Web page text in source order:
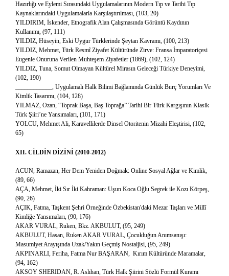
Hazırlığı ve Eylemi Sırasındaki Uygulamalarının Modern Tıp ve Tarihi Tıp
Kaynaklarındaki Uygulamalarla Karşılaştırılması, (103, 20)
YILDIRIM, İskender, Etnografik Alan Çalışmasında Görüntü Kaydının
Kullanımı, (97, 111)
YILDIZ, Hüseyin, Eski Uygur Türklerinde Şeytan Kavramı, (100, 213)
YILDIZ, Mehmet, Türk Resmî Ziyafet Kültüründe Zirve: Fransa İmparatoriçesi
Eugenie Onuruna Verilen Muhteşem Ziyafetler (1869), (102, 124)
YILDIZ, Tuna, Somut Olmayan Kültürel Mirasın Geleceği Türkiye Deneyimi,
(102, 190)
____________, Uygulamalı Halk Bilimi Bağlamında Günlük Burç Yorumları Ve
Kimlik Tasarımı, (104, 128)
YILMAZ, Ozan, “Toprak Başa, Baş Toprağa” Tarihi Bir Türk Kargışının Klasik
Türk Şiiri’ne Yansımaları, (101, 171)
YOLCU, Mehmet Ali, Karavellilerde Dinsel Otoritenin Mizahi Eleştirisi, (102,
65)
XII. CİLDİN DİZİNİ (2010-2012)
ACUN, Ramazan, Her Dem Yeniden Doğmak: Online Sosyal Ağlar ve Kimlik,
(89, 66)
AÇA, Mehmet, İki Sır İki Kahraman: Uşun Koca Oğlu Segrek ile Kozı Körpeş,
(90, 26)
AÇIK, Fatma, Taşkent Şehri Örneğinde Özbekistan'daki Mezar Taşları ve Millî
Kimliğe Yansımaları, (90, 176)
AKAR VURAL, Ruken, Bkz. AKBULUT, (95, 249)
AKBULUT, Hasan, Ruken AKAR VURAL, Çocukluğun Anımsanışı:
Masumiyet Arayışında Uzak/Yakın Geçmiş Nostaljisi, (95, 249)
AKPINARLI, Feriha, Fatma Nur BAŞARAN, Kırım Kültüründe Maramalar,
(94, 162)
AKSOY SHERIDAN, R. Aslıhan, Türk Halk Şiirini Sözlü Formül Kuramı